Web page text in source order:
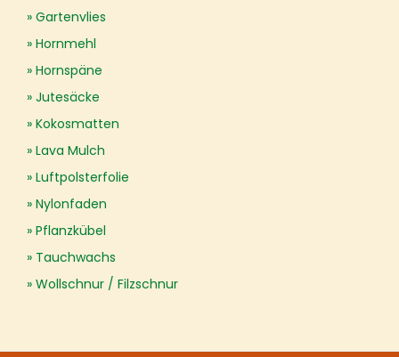
Gartenvlies
Hornmehl
Hornspäne
Jutesäcke
Kokosmatten
Lava Mulch
Luftpolsterfolie
Nylonfaden
Pflanzkübel
Tauchwachs
Wollschnur / Filzschnur